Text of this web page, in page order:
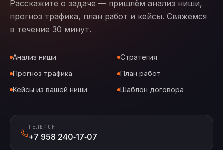
Расскажите о задаче — пришлём анализ ниши,
прогноз трафика, план работ и кейсы. Свяжемся
в течение 30 минут.
Анализ ниши
Стратегия
Прогноз трафика
План работ
Кейсы из вашей ниши
Шаблон договора
ТЕЛЕФОН
+7 958 240‑17‑07